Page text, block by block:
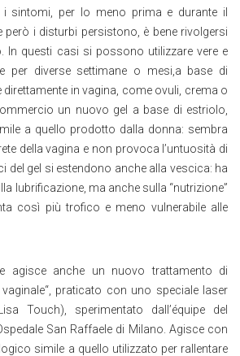
i sintomi, per lo meno prima e durante il
però i disturbi persistono, è bene rivolgersi
In questi casi si possono utilizzare vere e
per diverse settimane o mesi,a base di
direttamente in vagina, come ovuli, crema o
un nuovo gel a base di estriolo,
a quello prodotto dalla donna: sembra
della vagina e non provoca l’untuosità di
del gel si estendono anche alla vescica: ha
lubrificazione, ma anche sulla “nutrizione”
così più trofico e meno vulnerabile alle
agisce anche un nuovo trattamento di
praticato con uno speciale laser
Touch), sperimentato dall’équipe del
San Raffaele di Milano. Agisce con
simile a quello utilizzato per rallentare